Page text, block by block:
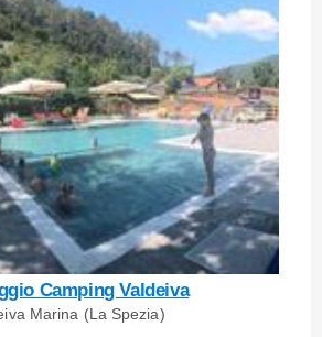
Camping Valdeiva
Marina (La Spezia)